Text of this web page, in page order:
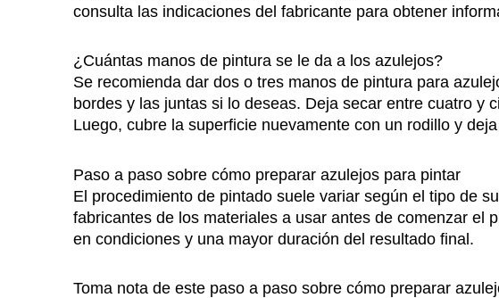
consulta las indicaciones del fabricante para obtener
¿Cuántas manos de pintura se le da a los azulejos?
Se recomienda dar dos o tres manos de pintura para
bordes y las juntas si lo deseas. Deja secar entre cuatro y
Luego, cubre la superficie nuevamente con un rodillo y
Paso a paso sobre cómo preparar azulejos para pintar
El procedimiento de pintado suele variar según el tipo de
fabricantes de los materiales a usar antes de comenzar el
en condiciones y una mayor duración del resultado final.
Toma nota de este paso a paso sobre cómo preparar